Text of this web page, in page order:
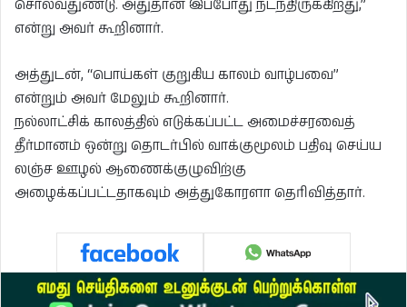
சொல்வதுண்டு. அதுதான் இப்போது நடந்திருக்கிறது,”
என்று அவர் கூறினார்.
அத்துடன், “பொய்கள் குறுகிய காலம் வாழ்பவை”
என்றும் அவர் மேலும் கூறினார்.
நல்லாட்சிக் காலத்தில் எடுக்கப்பட்ட அமைச்சரவைத்
தீர்மானம் ஒன்று தொடர்பில் வாக்குமூலம் பதிவு செய்ய
லஞ்ச ஊழல் ஆணைக்குழுவிற்கு
அழைக்கப்பட்டதாகவும் அத்துகோரளா தெரிவித்தார்.